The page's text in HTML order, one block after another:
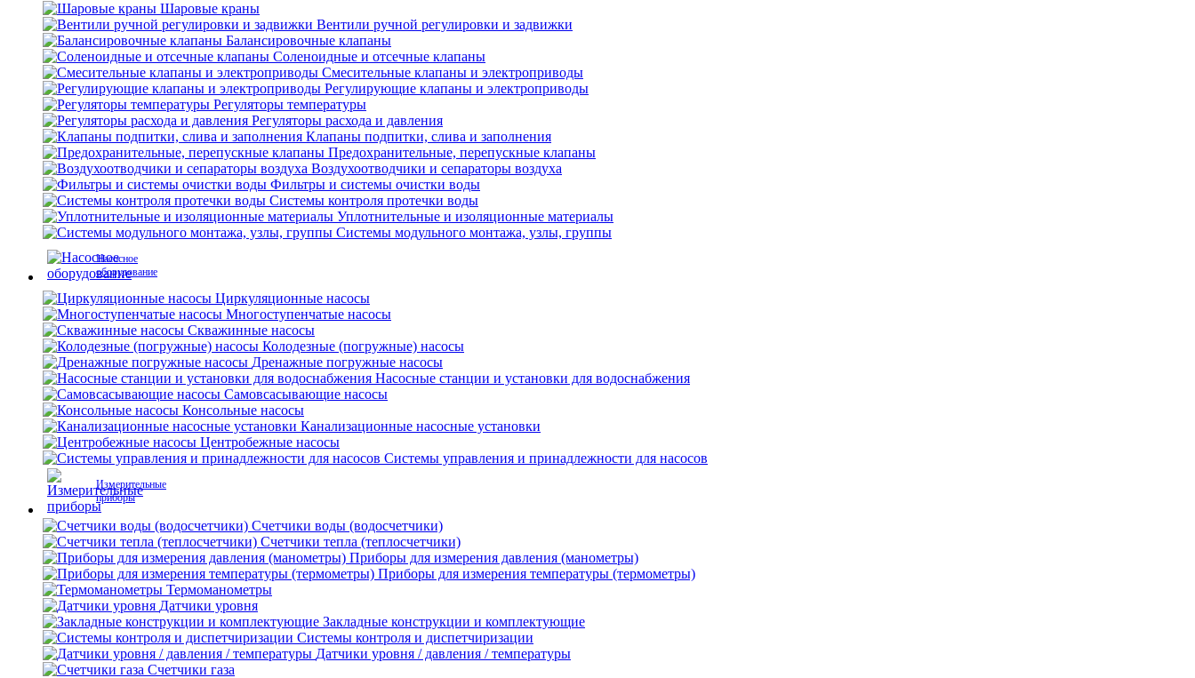
Шаровые краны
Вентили ручной регулировки и задвижки
Балансировочные клапаны
Соленоидные и отсечные клапаны
Смесительные клапаны и электроприводы
Регулирующие клапаны и электроприводы
Регуляторы температуры
Регуляторы расхода и давления
Клапаны подпитки, слива и заполнения
Предохранительные, перепускные клапаны
Воздухоотводчики и сепараторы воздуха
Фильтры и системы очистки воды
Системы контроля протечки воды
Уплотнительные и изоляционные материалы
Системы модульного монтажа, узлы, группы
Насосное
оборудование
Циркуляционные насосы
Многоступенчатые насосы
Скважинные насосы
Колодезные (погружные) насосы
Дренажные погружные насосы
Насосные станции и установки для водоснабжения
Самовсасывающие насосы
Консольные насосы
Канализационные насосные установки
Центробежные насосы
Системы управления и принадлежности для насосов
Измерительные
приборы
Счетчики воды (водосчетчики)
Счетчики тепла (теплосчетчики)
Приборы для измерения давления (манометры)
Приборы для измерения температуры (термометры)
Термоманометры
Датчики уровня
Закладные конструкции и комплектующие
Системы контроля и диспетчиризации
Датчики уровня / давления / температуры
Счетчики газа